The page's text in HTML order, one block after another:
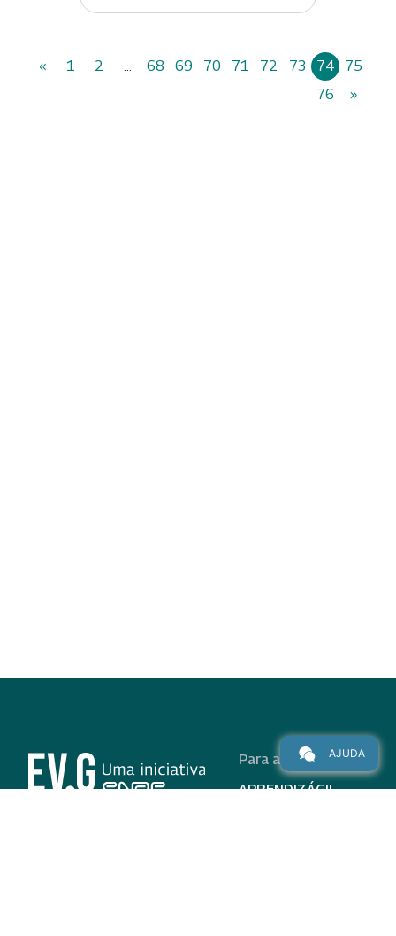
« 1 2 ... 68 69 70 71 72 73 74
75
76
»
Para alunos
APRENDIZÁGIL
AJUDA